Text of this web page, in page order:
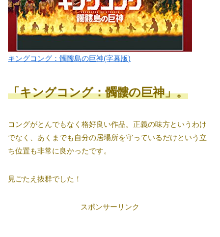
キングコング：髑髏島の巨神(字幕版)
「キングコング：髑髏の巨神」。
コングがとんでもなく格好良い作品。正義の味方というわけ
でなく、あくまでも自分の居場所を守っているだけという立
ち位置も非常に良かったです。
見ごたえ抜群でした！
スポンサーリンク